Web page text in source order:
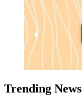
Trending News